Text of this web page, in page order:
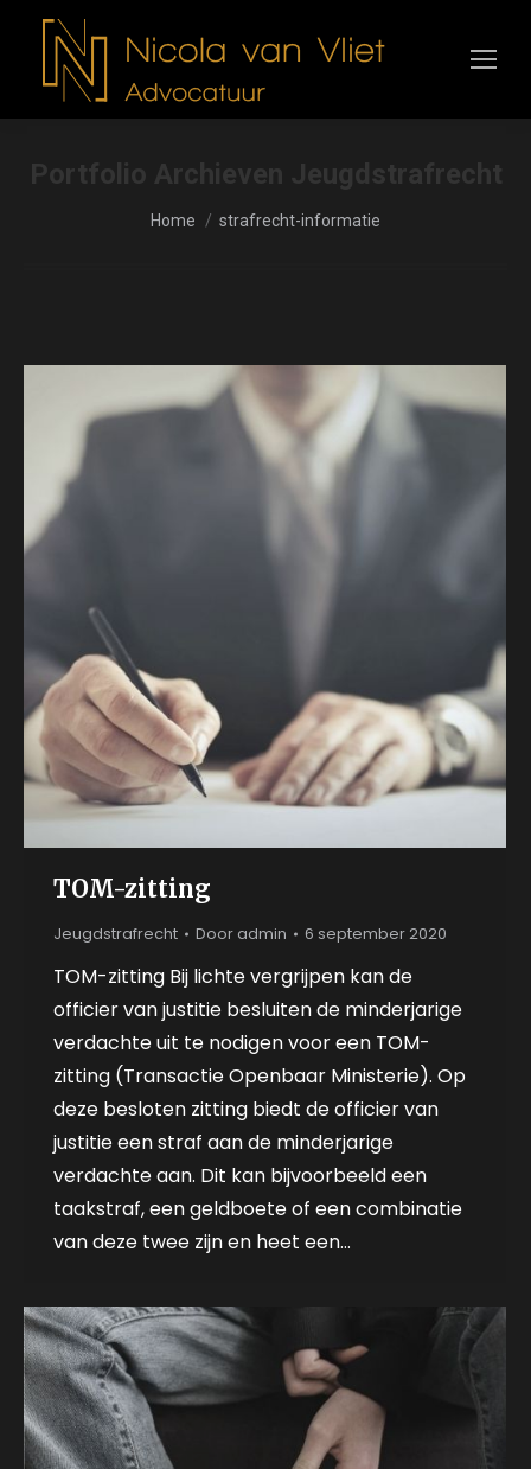
Portfolio Archieven Jeugdstrafrecht
Je bent hier:
Home strafrecht-informatie
TOM-zitting
Jeugdstrafrecht Door admin 6 september 2020
TOM-zitting Bij lichte vergrijpen kan de
officier van justitie besluiten de minderjarige
verdachte uit te nodigen voor een TOM-
zitting (Transactie Openbaar Ministerie). Op
deze besloten zitting biedt de officier van
justitie een straf aan de minderjarige
verdachte aan. Dit kan bijvoorbeeld een
taakstraf, een geldboete of een combinatie
van deze twee zijn en heet een…